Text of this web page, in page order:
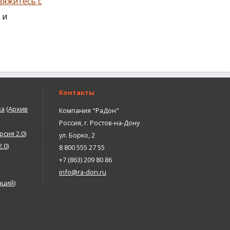
(Архив
2.0)
)
)
Контакты
Компания "РаДон"
Россия,г. Ростов-на-Дону
ул. Борко, 2
8 800 555 27 55
+7 (863) 209 80 86
info@ra-don.ru